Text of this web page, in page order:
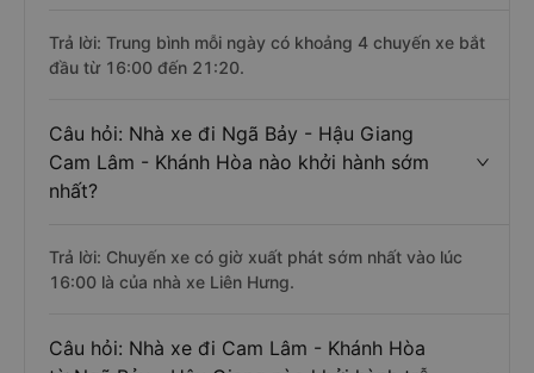
Trả lời: Trung bình mỗi ngày có khoảng 4 chuyến xe bắt
đầu từ 16:00 đến 21:20.
Câu hỏi: Nhà xe đi Ngã Bảy - Hậu Giang
Cam Lâm - Khánh Hòa nào khởi hành sớm
nhất?
Trả lời: Chuyến xe có giờ xuất phát sớm nhất vào lúc
16:00 là của nhà xe Liên Hưng.
Câu hỏi: Nhà xe đi Cam Lâm - Khánh Hòa